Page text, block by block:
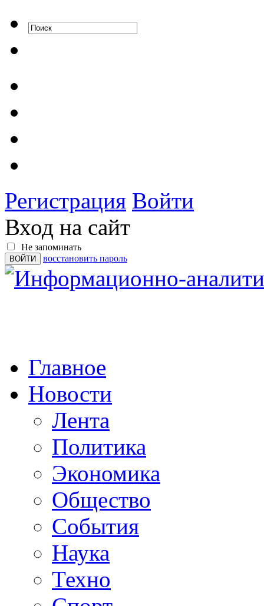
Регистрация Войти
Вход на сайт
Не запоминать
восстановить пароль
Главное
Новости
Лента
Политика
Экономика
Общество
События
Наука
Техно